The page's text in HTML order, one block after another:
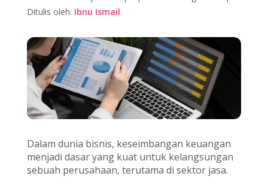
Ditulis oleh: Ibnu Ismail
Dalam dunia bisnis, keseimbangan keuangan
menjadi dasar yang kuat untuk kelangsungan
sebuah perusahaan, terutama di sektor jasa.